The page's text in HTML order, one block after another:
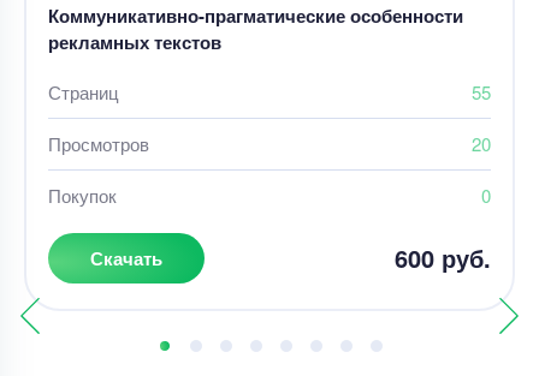
Коммуникативно-прагматические особенности
рекламных текстов
Страниц 55
Просмотров 20
Покупок 0
Скачать 600 руб.